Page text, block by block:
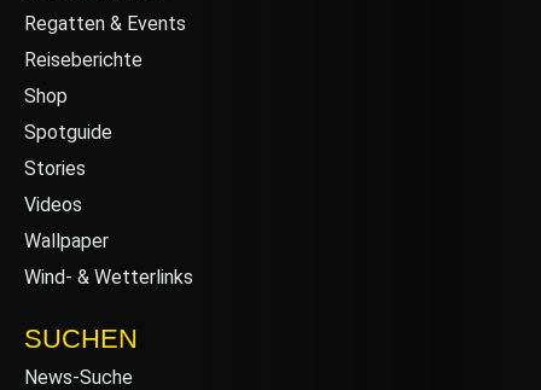
Regatten & Events
Reiseberichte
Shop
Spotguide
Stories
Videos
Wallpaper
Wind- & Wetterlinks
SUCHEN
News-Suche